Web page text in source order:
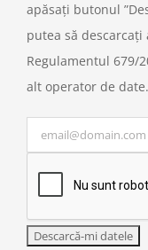
apăsați butonul
putea să
Regulamentul 679/
alt operator de